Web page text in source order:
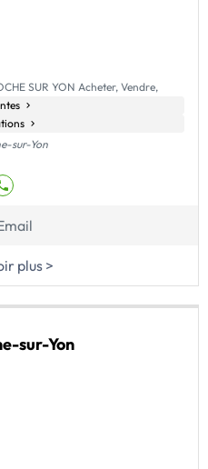
SUR YON Acheter, Vendre,
sur-Yon
plus >
sur-Yon